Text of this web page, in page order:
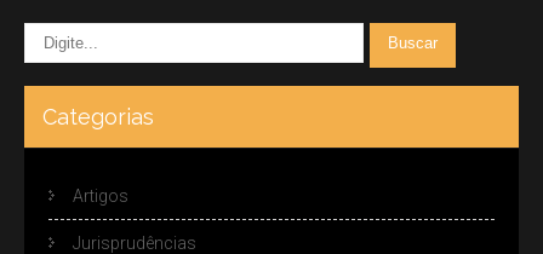
Categorias
Artigos
Jurisprudências